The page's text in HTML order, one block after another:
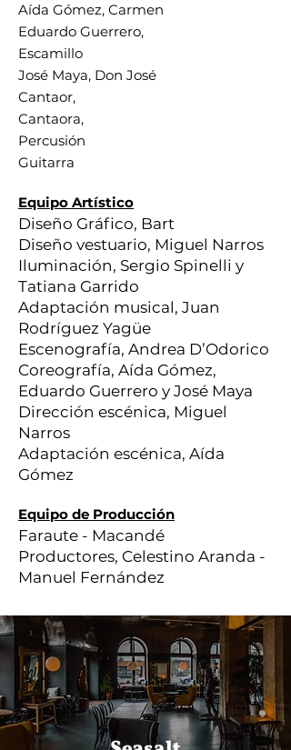
Aída Gómez, Carmen
Eduardo Guerrero,
Escamillo
José Maya, Don José
Cantaor,
Cantaora,
Percusión
Guitarra
Equipo Artístico
Diseño Gráfico, Bart
Diseño vestuario, Miguel Narros
Iluminación, Sergio Spinelli y
Tatiana Garrido
Adaptación musical, Juan
Rodríguez Yagüe
Escenografía, Andrea D’Odorico
Coreografía, Aída Gómez,
Eduardo Guerrero y José Maya
Dirección escénica, Miguel
Narros
Adaptación escénica, Aída
Gómez
Equipo de Producción
Faraute - Macandé
Productores, Celestino Aranda -
Manuel Fernández